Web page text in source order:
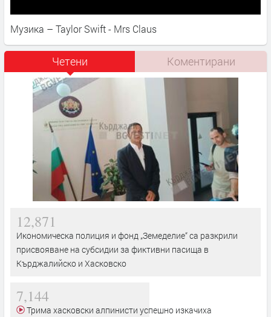
Музика – Taylor Swift - Mrs Claus
Четени Коментирани
12,871
Икономическа полиция и фонд „Земеделие“ са разкрили
присвояване на субсидии за фиктивни пасища в
Кърджалийско и Хасковско
7,144